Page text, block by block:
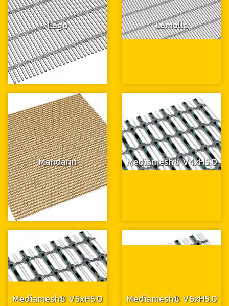
Lago Lamelle
Mandarin Mediamesh® V4xH5.0
Mediamesh® V5xH5.0 Mediamesh® V6xH5.0